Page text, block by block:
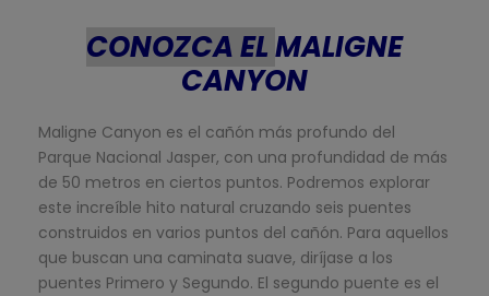
CONOZCA ELMALIGNE
CANYON
Maligne Canyon es el cañón más profundo del
Parque Nacional Jasper, con una profundidad de más
de 50 metros en ciertos puntos. Podremos explorar
este increíble hito natural cruzando seis puentes
construidos en varios puntos del cañón. Para aquellos
que buscan una caminata suave, diríjase a los
puentes Primero y Segundo. El segundo puente es el